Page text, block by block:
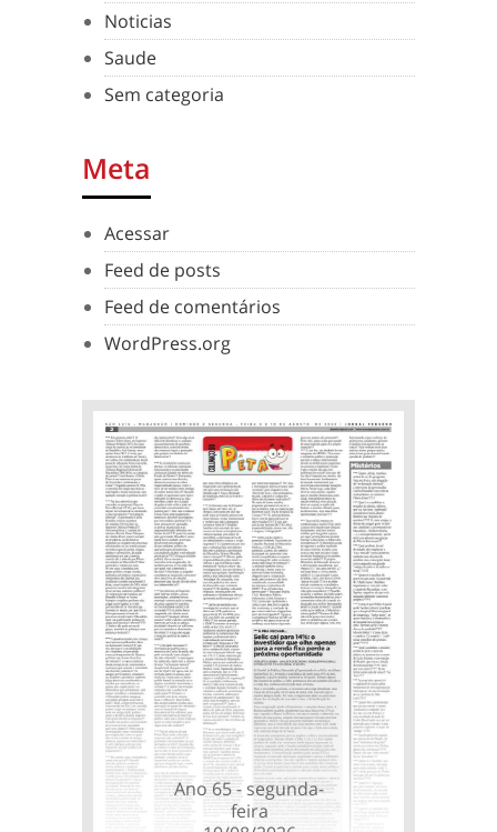
Noticias
Saude
Sem categoria
Meta
Acessar
Feed de posts
Feed de comentários
WordPress.org
Ano 65 - segunda-
feira